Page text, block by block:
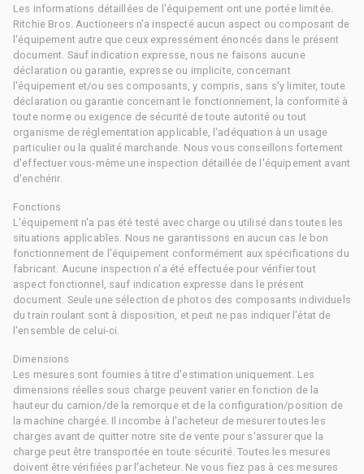
Les informations détaillées de l'équipement ont une portée limitée.
Ritchie Bros. Auctioneers n'a inspecté aucun aspect ou composant de
l'équipement autre que ceux expressément énoncés dans le présent
document. Sauf indication expresse, nous ne faisons aucune
déclaration ou garantie, expresse ou implicite, concernant
l'équipement et/ou ses composants, y compris, sans s'y limiter, toute
déclaration ou garantie concernant le fonctionnement, la conformité à
toute norme ou exigence de sécurité de toute autorité ou tout
organisme de réglementation applicable, l'adéquation à un usage
particulier ou la qualité marchande. Nous vous conseillons fortement
d'effectuer vous-même une inspection détaillée de l'équipement avant
d'enchérir.
Fonctions
L'équipement n'a pas été testé avec charge ou utilisé dans toutes les
situations applicables. Nous ne garantissons en aucun cas le bon
fonctionnement de l'équipement conformément aux spécifications du
fabricant. Aucune inspection n'a été effectuée pour vérifier tout
aspect fonctionnel, sauf indication expresse dans le présent
document. Seule une sélection de photos des composants individuels
du train roulant sont à disposition, et peut ne pas indiquer l'état de
l'ensemble de celui-ci.
Dimensions
Les mesures sont fournies à titre d'estimation uniquement. Les
dimensions réelles sous charge peuvent varier en fonction de la
hauteur du camion/de la remorque et de la configuration/position de
la machine chargée. Il incombe à l'acheteur de mesurer toutes les
charges avant de quitter notre site de vente pour s'assurer que la
charge peut être transportée en toute sécurité. Toutes les mesures
doivent être vérifiées par l'acheteur. Ne vous fiez pas à ces mesures